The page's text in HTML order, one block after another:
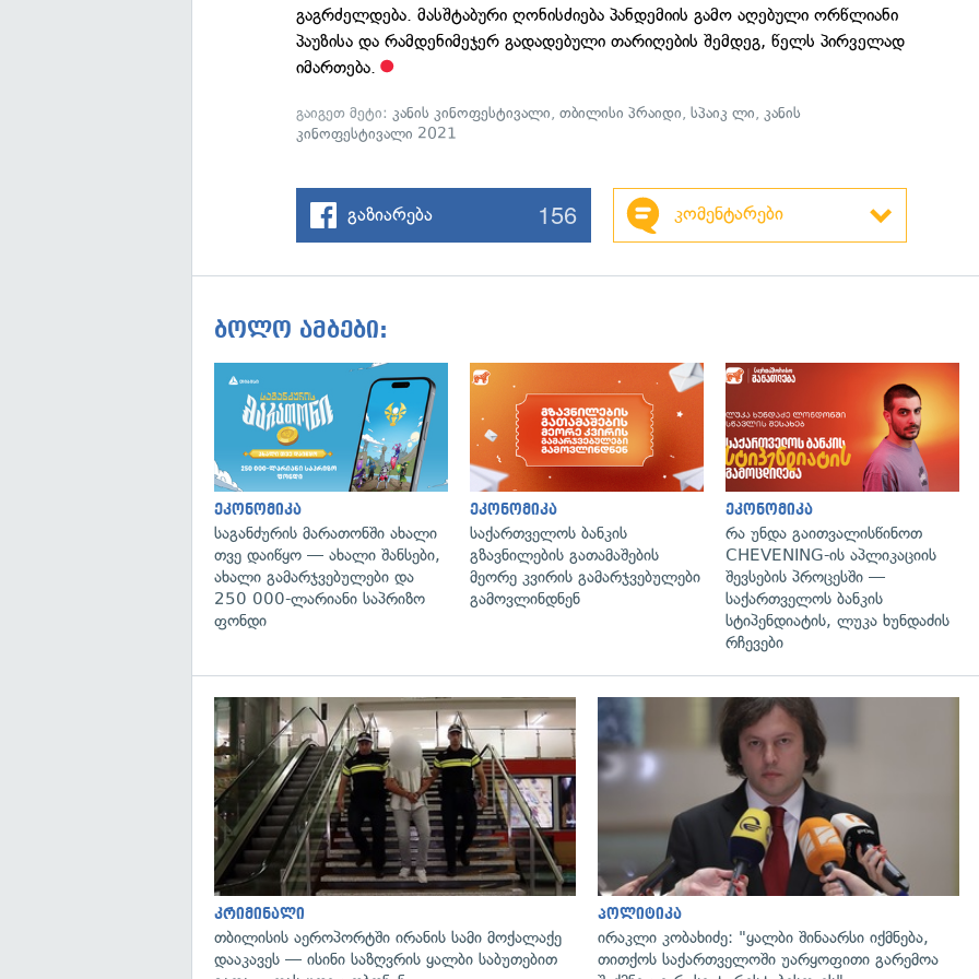
გაგრძელდება. მასშტაბური ღონისძიება პანდემიის გამო აღებული ორწლიანი
პაუზისა და რამდენიმეჯერ გადადებული თარიღების შემდეგ, წელს პირველად
იმართება.
გაიგეთ მეტი:კანის კინოფესტივალი,თბილისი პრაიდი,სპაიკ ლი,კანის
კინოფესტივალი 2021
გაზიარება 156 კომენტარები
ბოლო ამბები:
ეკონომიკა
საგანძურის მარათონში ახალი
თვე დაიწყო — ახალი შანსები,
ახალი გამარჯვებულები და
250 000-ლარიანი საპრიზო
ფონდი
ეკონომიკა
საქართველოს ბანკის
გზავნილების გათამაშების
მეორე კვირის გამარჯვებულები
გამოვლინდნენ
ეკონომიკა
რა უნდა გაითვალისწინოთ
CHEVENING-ის აპლიკაციის
შევსების პროცესში —
საქართველოს ბანკის
სტიპენდიატის, ლუკა ხუნდაძის
რჩევები
კრიმინალი
თბილისის აეროპორტში ირანის სამი მოქალაქე
დააკავეს — ისინი საზღვრის ყალბი საბუთებით
პოლიტიკა
ირაკლი კობახიძე: "ყალბი შინაარსი იქმნება,
თითქოს საქართველოში უარყოფითი გარემოა